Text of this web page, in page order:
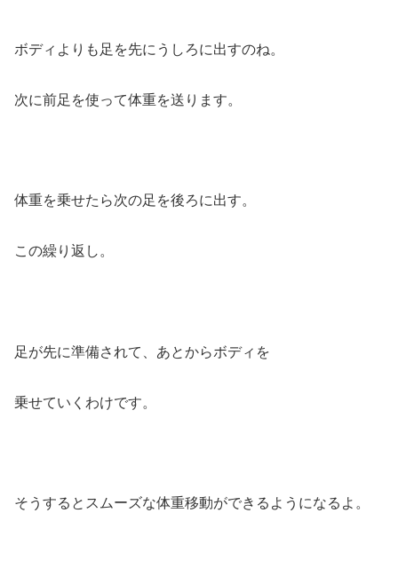
ボディよりも足を先にうしろに出すのね。
次に前足を使って体重を送ります。
体重を乗せたら次の足を後ろに出す。
この繰り返し。
足が先に準備されて、あとからボディを
乗せていくわけです。
そうするとスムーズな体重移動ができるようになるよ。